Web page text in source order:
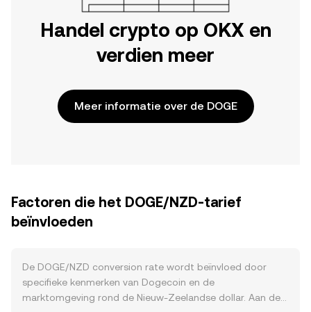
Handel crypto op OKX en
verdien meer
Meer informatie over de DOGE
Factoren die het DOGE/NZD-tarief
beïnvloeden
De DOGE/NZD conversion rate wordt beïnvloed door
specifieke kenmerken van Dogecoin en de
marktomgeving rond de Nieuw-Zeelandse dollar. Aan de